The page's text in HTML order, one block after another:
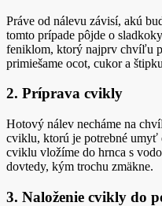
Práve od nálevu závisí, akú
tomto prípade pôjde o
feniklom, ktorý najprv chvíľu
primiešame ocot, cukor a
2. Príprava cvikly
Hotový nálev necháme na
cviklu, ktorú je potrebné
cviklu vložíme do hrnca s
dovtedy, kým trochu zmäkne.
3. Naloženie cvikly do